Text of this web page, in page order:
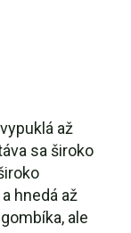
až
sa široko
hnedá až
ale